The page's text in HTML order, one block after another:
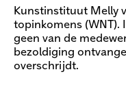
Kunstinstituut Melly
topinkomens (WNT).
geen van de
bezoldiging
overschrijdt.